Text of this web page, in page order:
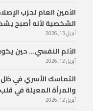
الأمين العام لحزب
الشخصية لأنه أصبح
أبريل 13, 2026
الألم النفسي… حين
أبريل 12, 2026
التماسك الأسري في ظل
والمرأة المعيلة في
أبريل 12, 2026